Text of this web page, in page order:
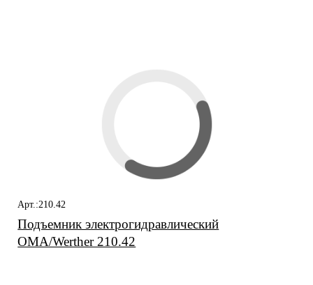
Арт.:210.42
Подъемник электрогидравлический
ОМА/Werther 210.42